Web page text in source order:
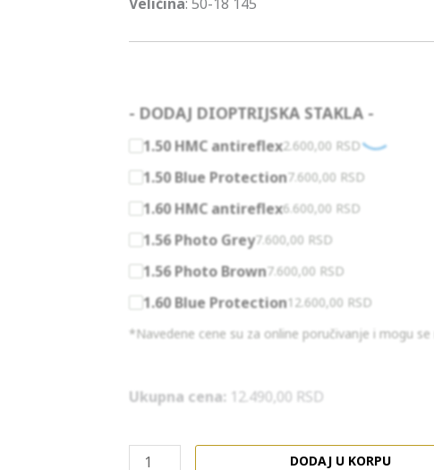
- DODAJ DIOPTRIJSKA STAKLA -
1.50 HMC antireflex2.600,00 RSD
1.50 Blue Protection7.600,00 RSD
1.60 HMC antireflex6.600,00 RSD
1.56 Photo Grey7.600,00 RSD
1.56 Photo Brown7.600,00 RSD
1.60 Blue Protection12.600,00 RSD
*Navedene cene su za online poručivanje i mogu
Ukupna cena: 12.490,00 RSD
DODAJ U KORPU